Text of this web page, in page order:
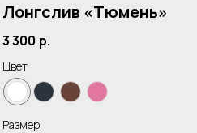
Лонгслив «Тюмень»
3 300 р.
Цвет
Размер